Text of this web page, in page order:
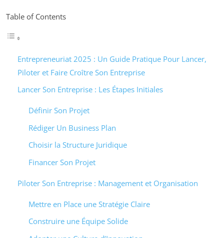
Table of Contents
Entrepreneuriat 2025 : Un Guide Pratique Pour Lancer,
Piloter et Faire Croître Son Entreprise
Lancer Son Entreprise : Les Étapes Initiales
Définir Son Projet
Rédiger Un Business Plan
Choisir la Structure Juridique
Financer Son Projet
Piloter Son Entreprise : Management et Organisation
Mettre en Place une Stratégie Claire
Construire une Équipe Solide